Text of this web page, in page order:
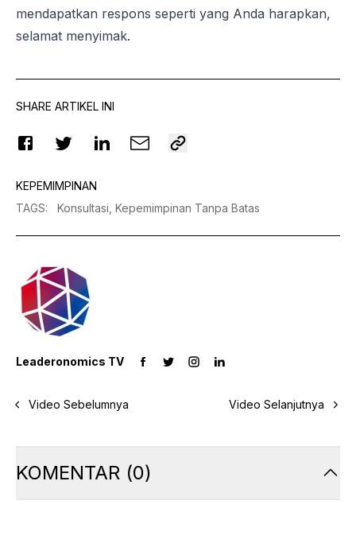
mendapatkan respons seperti yang Anda harapkan,
selamat menyimak.
SHARE ARTIKEL INI
KEPEMIMPINAN
TAGS: Konsultasi, Kepemimpinan Tanpa Batas
Leaderonomics TV
Video Sebelumnya Video Selanjutnya
KOMENTAR (0)